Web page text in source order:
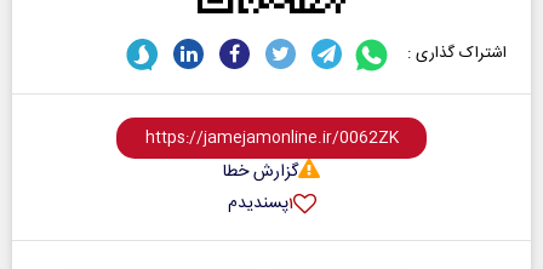
اشتراک گذاری :
گزارش خطا
پسندیدم۱